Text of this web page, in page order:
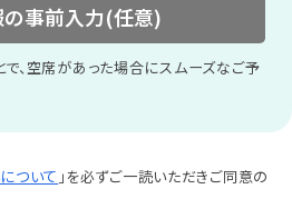
事前入力(任意)
、空席があった場合にスムーズなご予
ついて 」を必ずご一読いただきご同意の